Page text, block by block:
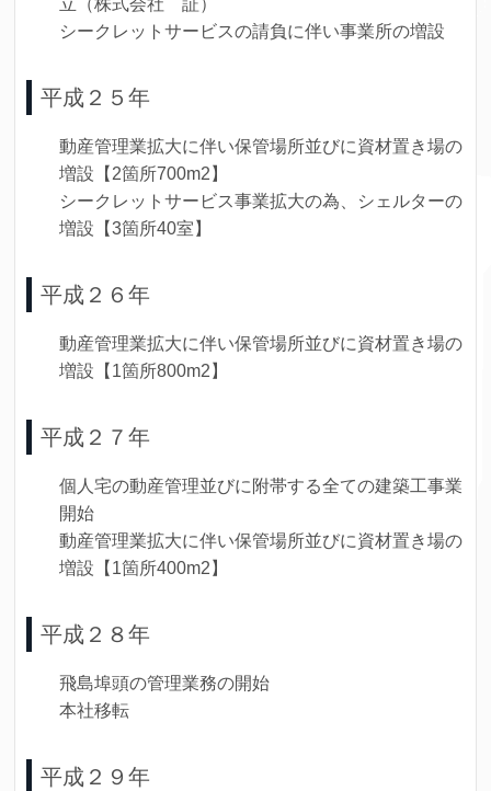
立（株式会社 証）
シークレットサービスの請負に伴い事業所の増設
平成２５年
動産管理業拡大に伴い保管場所並びに資材置き場の
増設【2箇所700m2】
シークレットサービス事業拡大の為、シェルターの
増設【3箇所40室】
平成２６年
動産管理業拡大に伴い保管場所並びに資材置き場の
増設【1箇所800m2】
平成２７年
個人宅の動産管理並びに附帯する全ての建築工事業
開始
動産管理業拡大に伴い保管場所並びに資材置き場の
増設【1箇所400m2】
平成２８年
飛島埠頭の管理業務の開始
本社移転
平成２９年